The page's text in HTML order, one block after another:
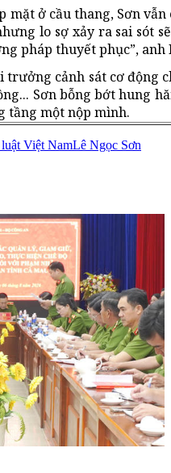
mặt ở cầu thang, Sơn
lo sợ xảy ra sai sót
pháp thuyết phục”, anh
cảnh sát cơ động
Sơn bỗng bớt hung
tầng một nộp mình.
Việt NamLê Ngọc Sơn